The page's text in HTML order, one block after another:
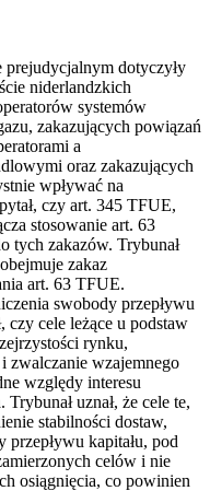
dotyczyły
niderlandzkich
systemów
zakazujących powiązań
a
oraz zakazujących
wpływać na
czy art. 345 TFUE,
stosowanie art. 63
tych zakazów. Trybunał
zakaz
art. 63 TFUE.
swobody przepływu
czy cele leżące u podstaw
rynku,
zwalczanie wzajemnego
względy interesu
uznał, że cele te,
stabilności dostaw,
przepływu kapitału, pod
celów i nie
osiągnięcia, co powinien